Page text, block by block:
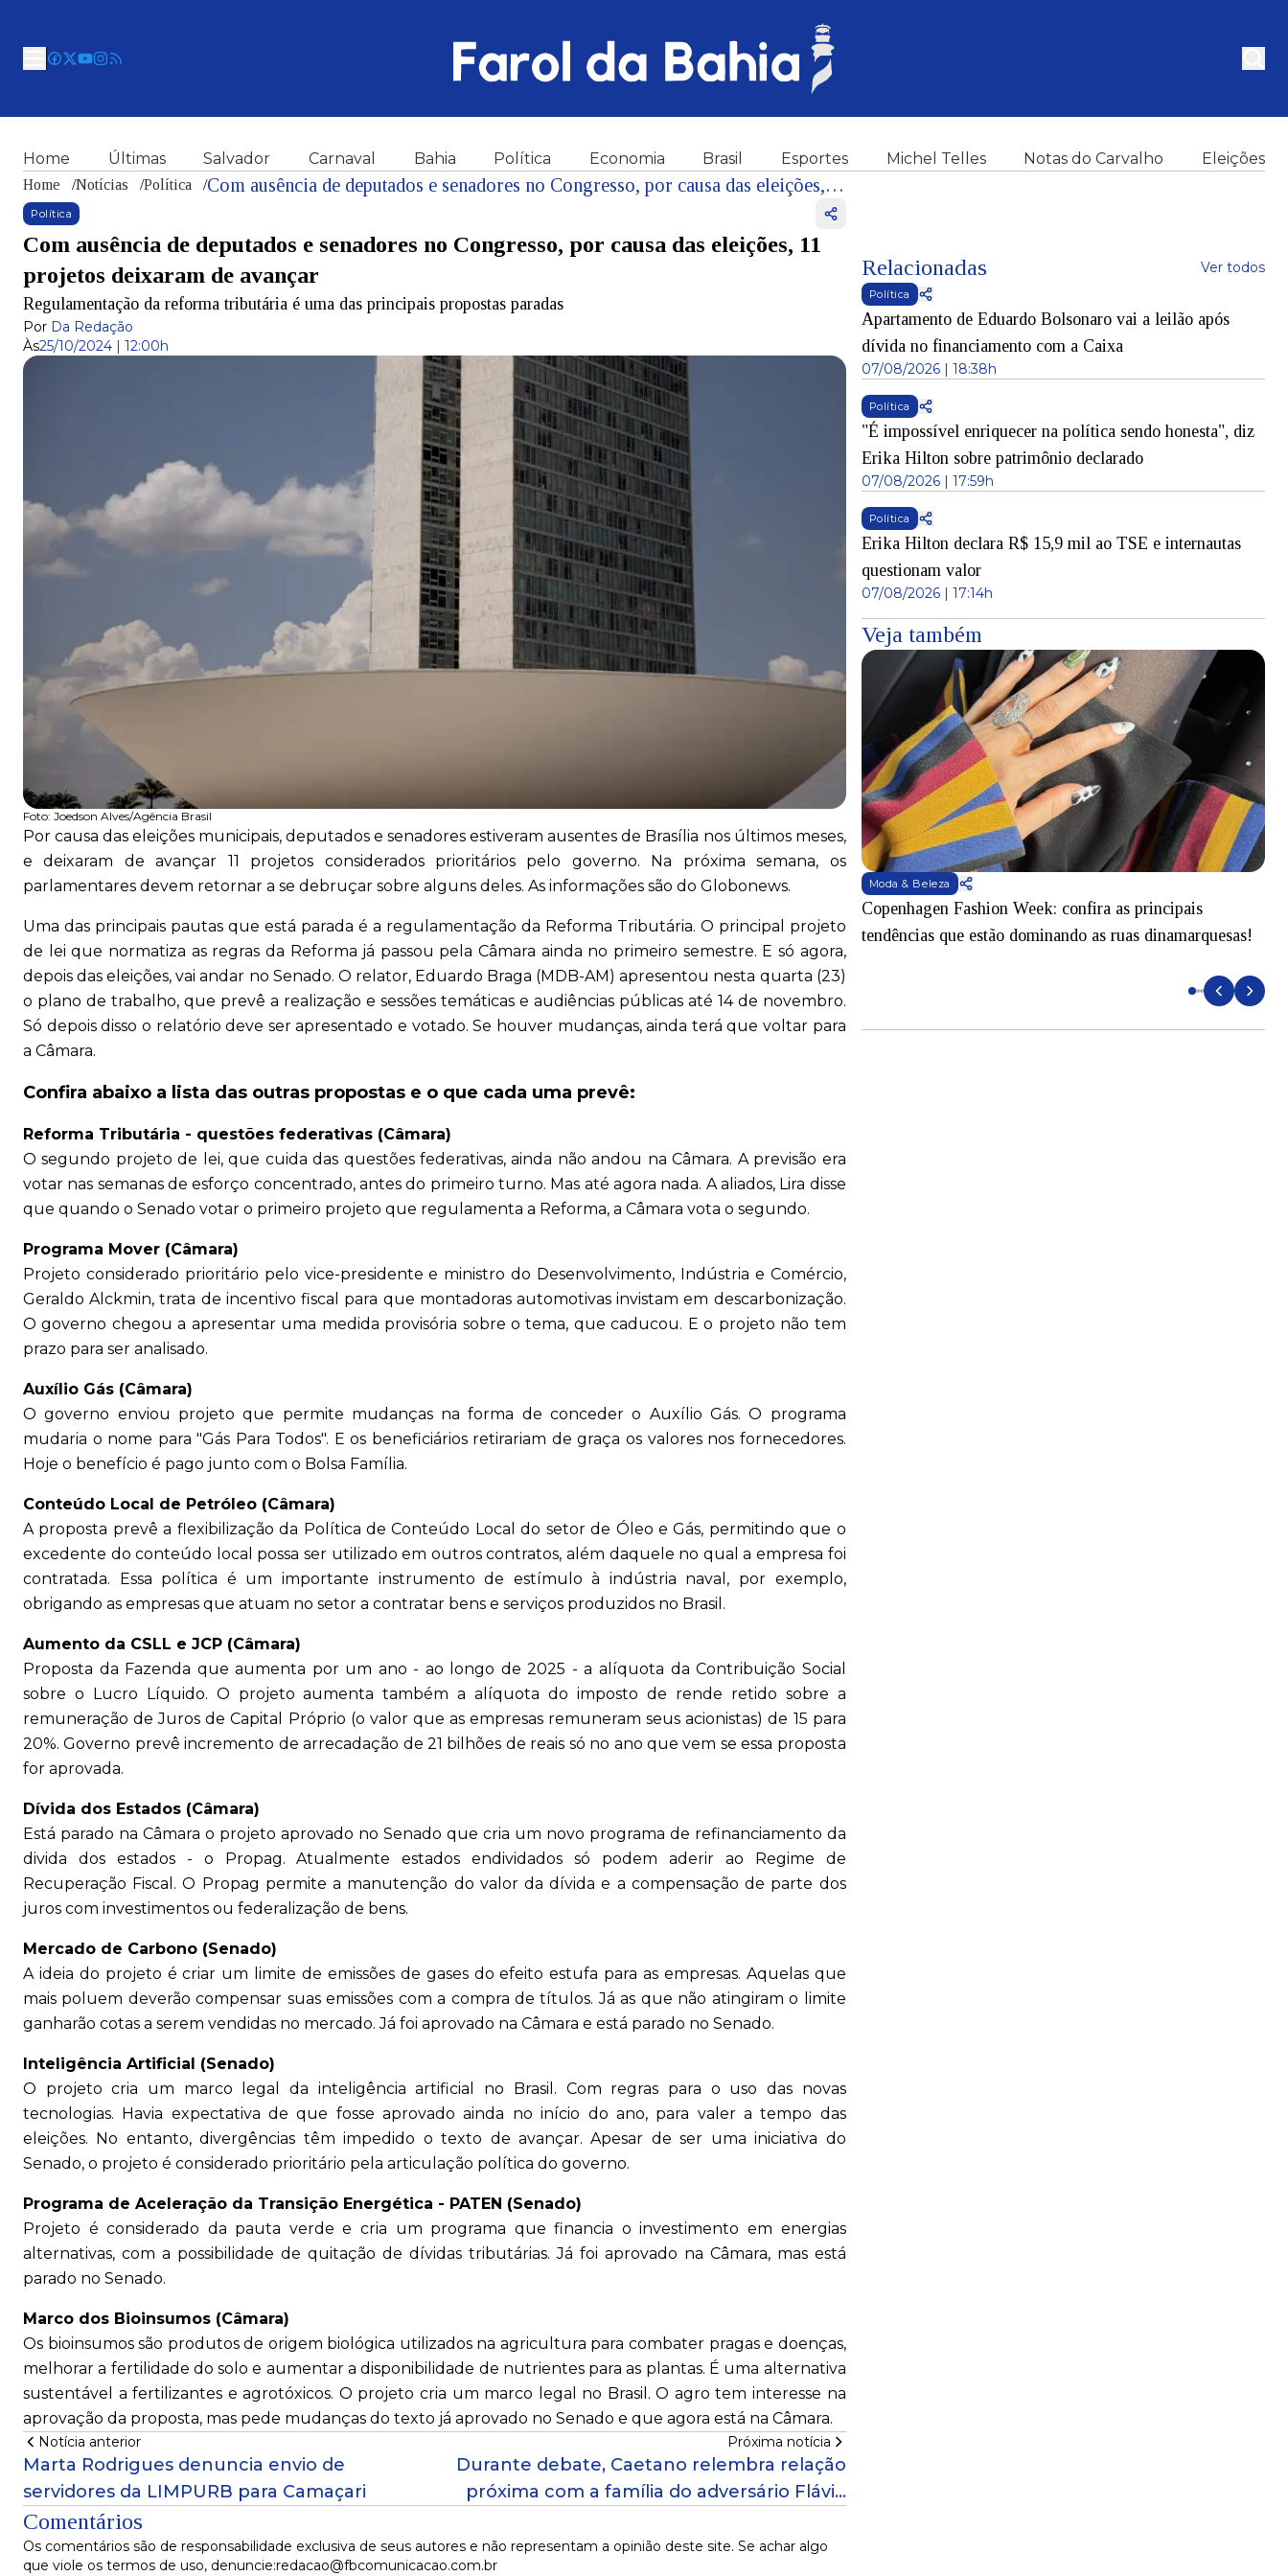
Home Últimas Salvador Carnaval Bahia Política Economia Brasil Esportes Michel Telles Notas do Carvalho Eleições
Home /Notícias /Política / Com ausência de deputados e senadores no Congresso, por causa das eleições, 11 projetos deixaram de avançar
Política
Com ausência de deputados e senadores no Congresso, por causa das eleições, 11
projetos deixaram de avançar
Regulamentação da reforma tributária é uma das principais propostas paradas
Por Da Redação
Às25/10/2024 | 12:00h
Foto: Joedson Alves/Agência Brasil
Por causa das eleições municipais, deputados e senadores estiveram ausentes de Brasília nos últimos meses,
e deixaram de avançar 11 projetos considerados prioritários pelo governo. Na próxima semana, os
parlamentares devem retornar a se debruçar sobre alguns deles. As informações são do Globonews.
Uma das principais pautas que está parada é a regulamentação da Reforma Tributária. O principal projeto
de lei que normatiza as regras da Reforma já passou pela Câmara ainda no primeiro semestre. E só agora,
depois das eleições, vai andar no Senado. O relator, Eduardo Braga (MDB-AM) apresentou nesta quarta (23)
o plano de trabalho, que prevê a realização e sessões temáticas e audiências públicas até 14 de novembro.
Só depois disso o relatório deve ser apresentado e votado. Se houver mudanças, ainda terá que voltar para
a Câmara.
Confira abaixo a lista das outras propostas e o que cada uma prevê:
Reforma Tributária - questões federativas (Câmara)
O segundo projeto de lei, que cuida das questões federativas, ainda não andou na Câmara. A previsão era
votar nas semanas de esforço concentrado, antes do primeiro turno. Mas até agora nada. A aliados, Lira disse
que quando o Senado votar o primeiro projeto que regulamenta a Reforma, a Câmara vota o segundo.
Programa Mover (Câmara)
Projeto considerado prioritário pelo vice-presidente e ministro do Desenvolvimento, Indústria e Comércio,
Geraldo Alckmin, trata de incentivo fiscal para que montadoras automotivas invistam em descarbonização.
O governo chegou a apresentar uma medida provisória sobre o tema, que caducou. E o projeto não tem
prazo para ser analisado.
Auxílio Gás (Câmara)
O governo enviou projeto que permite mudanças na forma de conceder o Auxílio Gás. O programa
mudaria o nome para "Gás Para Todos". E os beneficiários retirariam de graça os valores nos fornecedores.
Hoje o benefício é pago junto com o Bolsa Família.
Conteúdo Local de Petróleo (Câmara)
A proposta prevê a flexibilização da Política de Conteúdo Local do setor de Óleo e Gás, permitindo que o
excedente do conteúdo local possa ser utilizado em outros contratos, além daquele no qual a empresa foi
contratada. Essa política é um importante instrumento de estímulo à indústria naval, por exemplo,
obrigando as empresas que atuam no setor a contratar bens e serviços produzidos no Brasil.
Aumento da CSLL e JCP (Câmara)
Proposta da Fazenda que aumenta por um ano - ao longo de 2025 - a alíquota da Contribuição Social
sobre o Lucro Líquido. O projeto aumenta também a alíquota do imposto de rende retido sobre a
remuneração de Juros de Capital Próprio (o valor que as empresas remuneram seus acionistas) de 15 para
20%. Governo prevê incremento de arrecadação de 21 bilhões de reais só no ano que vem se essa proposta
for aprovada.
Dívida dos Estados (Câmara)
Está parado na Câmara o projeto aprovado no Senado que cria um novo programa de refinanciamento da
divida dos estados - o Propag. Atualmente estados endividados só podem aderir ao Regime de
Recuperação Fiscal. O Propag permite a manutenção do valor da dívida e a compensação de parte dos
juros com investimentos ou federalização de bens.
Mercado de Carbono (Senado)
A ideia do projeto é criar um limite de emissões de gases do efeito estufa para as empresas. Aquelas que
mais poluem deverão compensar suas emissões com a compra de títulos. Já as que não atingiram o limite
ganharão cotas a serem vendidas no mercado. Já foi aprovado na Câmara e está parado no Senado.
Inteligência Artificial (Senado)
O projeto cria um marco legal da inteligência artificial no Brasil. Com regras para o uso das novas
tecnologias. Havia expectativa de que fosse aprovado ainda no início do ano, para valer a tempo das
eleições. No entanto, divergências têm impedido o texto de avançar. Apesar de ser uma iniciativa do
Senado, o projeto é considerado prioritário pela articulação política do governo.
Programa de Aceleração da Transição Energética - PATEN (Senado)
Projeto é considerado da pauta verde e cria um programa que financia o investimento em energias
alternativas, com a possibilidade de quitação de dívidas tributárias. Já foi aprovado na Câmara, mas está
parado no Senado.
Marco dos Bioinsumos (Câmara)
Os bioinsumos são produtos de origem biológica utilizados na agricultura para combater pragas e doenças,
melhorar a fertilidade do solo e aumentar a disponibilidade de nutrientes para as plantas. É uma alternativa
sustentável a fertilizantes e agrotóxicos. O projeto cria um marco legal no Brasil. O agro tem interesse na
aprovação da proposta, mas pede mudanças do texto já aprovado no Senado e que agora está na Câmara.
Notícia anterior
Marta Rodrigues denuncia envio de
servidores da LIMPURB para Camaçari
Próxima notícia
Durante debate, Caetano relembra relação
próxima com a família do adversário Flávio
Comentários
Os comentários são de responsabilidade exclusiva de seus autores e não representam a opinião deste site. Se achar algo
que viole os termos de uso, denuncie:redacao@fbcomunicacao.com.br
Relacionadas Ver todos
Política
Apartamento de Eduardo Bolsonaro vai a leilão após
dívida no financiamento com a Caixa
07/08/2026 | 18:38h
Política
"É impossível enriquecer na política sendo honesta", diz
Erika Hilton sobre patrimônio declarado
07/08/2026 | 17:59h
Política
Erika Hilton declara R$ 15,9 mil ao TSE e internautas
questionam valor
07/08/2026 | 17:14h
Veja também
Moda & Beleza
Copenhagen Fashion Week: confira as principais
tendências que estão dominando as ruas dinamarquesas!